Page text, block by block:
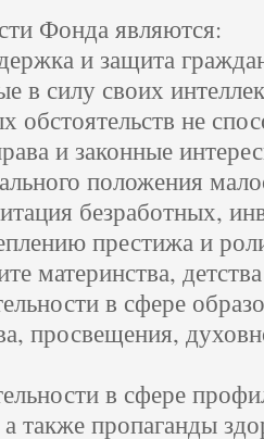
Фонда являются:
и защита
в силу своих
обстоятельств не
и законные
положения
безработных,
престижа и
материнства,
в сфере
просвещения,
в сфере
также пропаганды